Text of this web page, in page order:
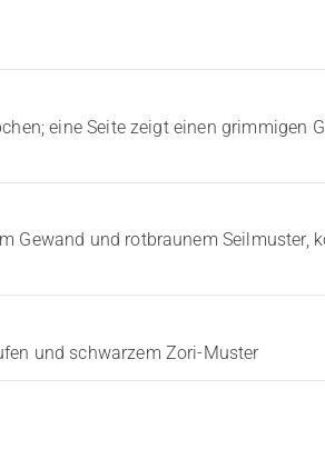
eine Seite zeigt einen grimmigen
Gewand und rotbraunem Seilmuster,
und schwarzem Zori-Muster